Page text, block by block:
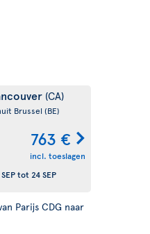
(CA)
Brussel (BE)
763 €
incl. toeslagen
tot 24 SEP
Parijs CDG naar